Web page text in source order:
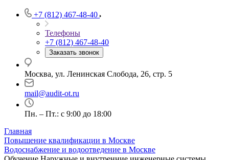
+7 (812) 467-48-40
Телефоны
+7 (812) 467-48-40
Заказать звонок
Москва, ул. Ленинская Слобода, 26, стр. 5
mail@audit-ot.ru
Пн. – Пт.: с 9:00 до 18:00
Главная
Повышение квалификации в Москве
Водоснабжение и водоотведение в Москве